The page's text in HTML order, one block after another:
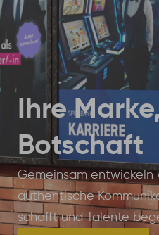
Ihre
Botschaft
Gemeinsam entwickeln
authentische
schafft und Talente